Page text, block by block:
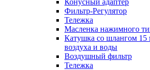
Конусный адаптер
Фильтр-Регулятор
Тележка
Масленка нажимного
Катушка со шлангом 15
воздуха и воды
Воздушный фильтр
Тележка